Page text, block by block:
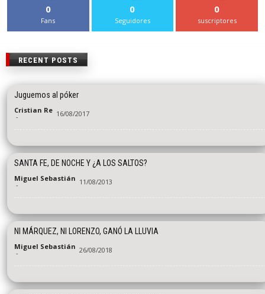
0
Fans
0
Seguidores
0
suscriptores
RECENT POSTS
Juguemos al póker
Cristian Re
- 16/08/2017
SANTA FE, DE NOCHE Y ¿A LOS SALTOS?
Miguel Sebastián
- 11/08/2013
NI MÁRQUEZ, NI LORENZO, GANÓ LA LLUVIA
Miguel Sebastián
- 26/08/2018